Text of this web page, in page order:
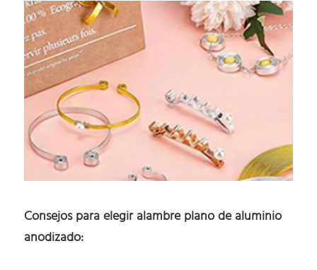
Consejos para elegir alambre plano de aluminio
anodizado: